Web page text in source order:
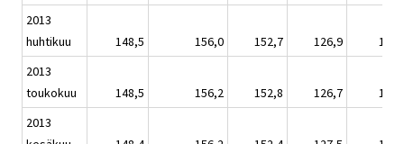
2013
huhtikuu
148,5 156,0 152,7 126,9
2013
toukokuu
148,5 156,2 152,8 126,7
2013